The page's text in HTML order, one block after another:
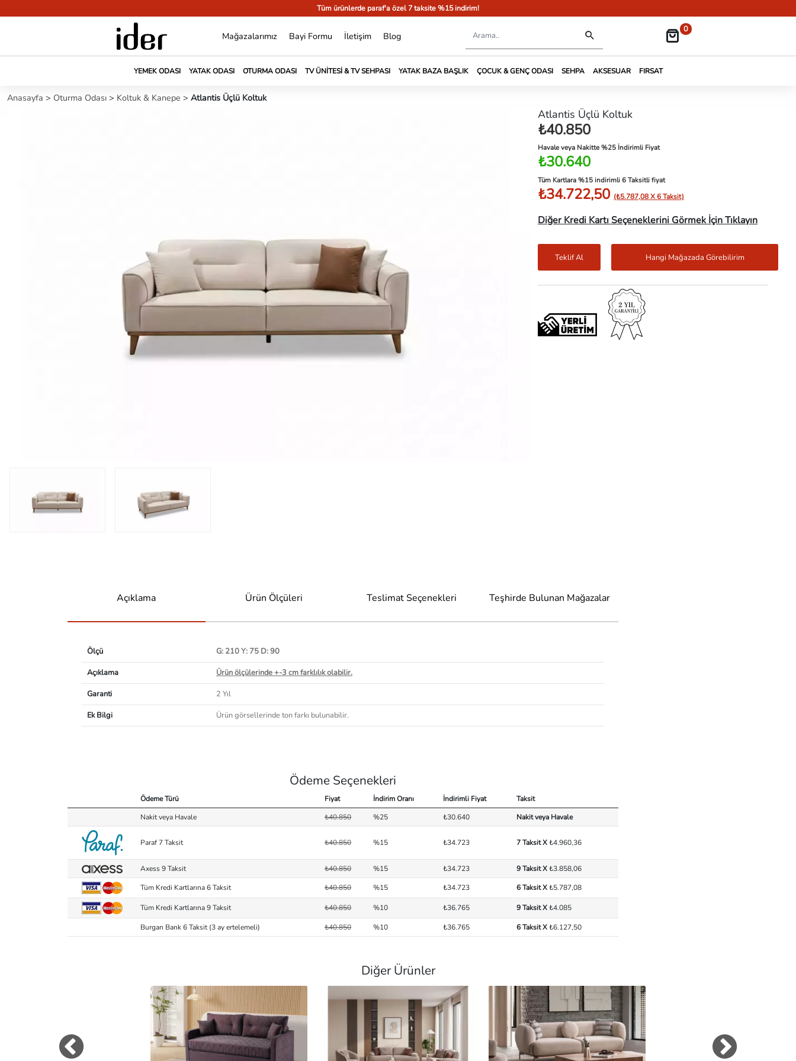
Tüm ürünlerde paraf'a özel 7 taksite %15 indirim!
Mağazalarımız Bayi Formu İletişim Blog
0
YEMEK ODASI YATAK ODASI OTURMA ODASI TV ÜNITESI & TV SEHPASI YATAK BAZA BAŞLIK ÇOCUK & GENÇ ODASI SEHPA AKSESUAR FIRSAT
Anasayfa > Oturma Odası > Koltuk & Kanepe > Atlantis Üçlü Koltuk
Atlantis Üçlü Koltuk
₺40.850
Havale veya Nakitte %25 İndirimli Fiyat
₺30.640
Tüm Kartlara %15 indirimli 6 Taksitli fiyat
₺34.722,50 (₺5.787,08 X 6 Taksit)
Diğer Kredi Kartı Seçeneklerini Görmek İçin Tıklayın
Teklif Al Hangi Mağazada Görebilirim
Açıklama Ürün Ölçüleri Teslimat Seçenekleri Teşhirde Bulunan Mağazalar
Ölçü
G: 210 Y: 75 D: 90
Açıklama
Ürün ölçülerinde +-3 cm farklılık olabilir.
Garanti
2 Yıl
Ek Bilgi
Ürün görsellerinde ton farkı bulunabilir.
Ödeme Seçenekleri
Ödeme Türü Fiyat İndirim Oranı İndirimli Fiyat
Taksit
Nakit veya Havale
₺40.850 %25 ₺30.640 Nakit veya Havale
Paraf 7 Taksit ₺40.850 %15 ₺34.723 7 Taksit X₺4.960,36
Axess 9 Taksit ₺40.850 %15 ₺34.723 9 Taksit X₺3.858,06
Tüm Kredi Kartlarına 6 Taksit
₺40.850 %15 ₺34.723 6 Taksit X₺5.787,08
Tüm Kredi Kartlarına 9 Taksit ₺40.850 %10 ₺36.765 9 Taksit X₺4.085
Burgan Bank 6 Taksit (3 ay ertelemeli) ₺40.850 %10 ₺36.765 6 Taksit X₺6.127,50
Diğer Ürünler